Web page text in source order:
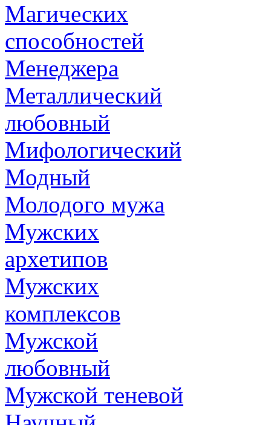
Магических
способностей
Менеджера
Металлический
любовный
Мифологический
Модный
Молодого мужа
Мужских
архетипов
Мужских
комплексов
Мужской
любовный
Мужской теневой